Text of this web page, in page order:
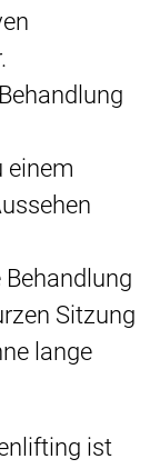
einem
Behandlung
Sitzung
lange
ist